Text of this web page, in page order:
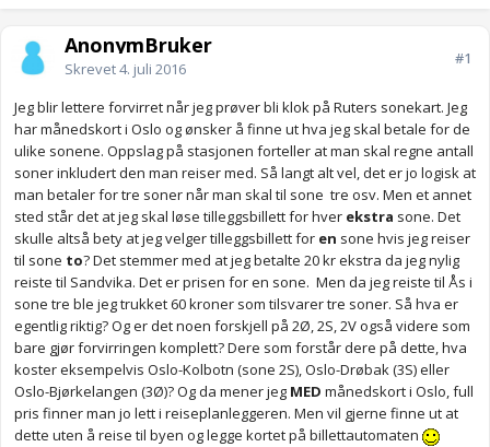
AnonymBruker
Skrevet4. juli 2016
#1
Jeg blir lettere forvirret når jeg prøver bli klok på Ruters sonekart. Jeg
har månedskort i Oslo og ønsker å finne ut hva jeg skal betale for de
ulike sonene. Oppslag på stasjonen forteller at man skal regne antall
soner inkludert den man reiser med. Så langt alt vel, det er jo logisk at
man betaler for tre soner når man skal til sone tre osv. Men et annet
sted står det at jeg skal løse tilleggsbillett for hver ekstra sone. Det
skulle altså bety at jeg velger tilleggsbillett for en sone hvis jeg reiser
til sone to? Det stemmer med at jeg betalte 20 kr ekstra da jeg nylig
reiste til Sandvika. Det er prisen for en sone. Men da jeg reiste til Ås i
sone tre ble jeg trukket 60 kroner som tilsvarer tre soner. Så hva er
egentlig riktig? Og er det noen forskjell på 2Ø, 2S, 2V også videre som
bare gjør forvirringen komplett? Dere som forstår dere på dette, hva
koster eksempelvis Oslo-Kolbotn (sone 2S), Oslo-Drøbak (3S) eller
Oslo-Bjørkelangen (3Ø)? Og da mener jeg MED månedskort i Oslo, full
pris finner man jo lett i reiseplanleggeren. Men vil gjerne finne ut at
dette uten å reise til byen og legge kortet på billettautomaten